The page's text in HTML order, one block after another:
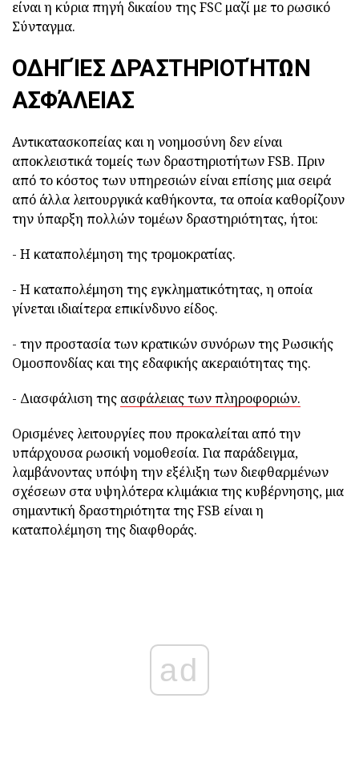
είναι η κύρια πηγή δικαίου της FSC μαζί με το ρωσικό
Σύνταγμα.
ΟΔΗΓΊΕΣ ΔΡΑΣΤΗΡΙΟΤΉΤΩΝ
ΑΣΦΆΛΕΙΑΣ
Αντικατασκοπείας και η νοημοσύνη δεν είναι
αποκλειστικά τομείς των δραστηριοτήτων FSB. Πριν
από το κόστος των υπηρεσιών είναι επίσης μια σειρά
από άλλα λειτουργικά καθήκοντα, τα οποία καθορίζουν
την ύπαρξη πολλών τομέων δραστηριότητας, ήτοι:
- Η καταπολέμηση της τρομοκρατίας.
- Η καταπολέμηση της εγκληματικότητας, η οποία
γίνεται ιδιαίτερα επικίνδυνο είδος.
- την προστασία των κρατικών συνόρων της Ρωσικής
Ομοσπονδίας και της εδαφικής ακεραιότητας της.
- Διασφάλιση της ασφάλειας των πληροφοριών.
Ορισμένες λειτουργίες που προκαλείται από την
υπάρχουσα ρωσική νομοθεσία. Για παράδειγμα,
λαμβάνοντας υπόψη την εξέλιξη των διεφθαρμένων
σχέσεων στα υψηλότερα κλιμάκια της κυβέρνησης, μια
σημαντική δραστηριότητα της FSB είναι η
καταπολέμηση της διαφθοράς.
ad